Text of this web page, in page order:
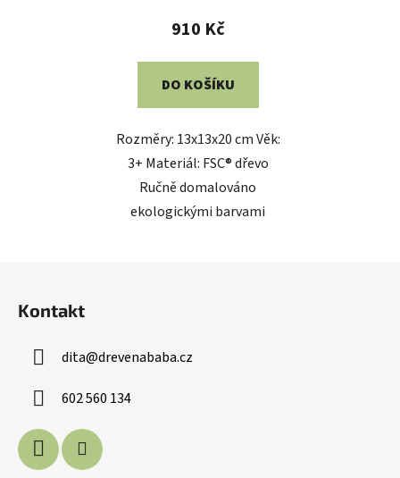
910 Kč
DO KOŠÍKU
Rozměry: 13x13x20 cm Věk:
3+ Materiál: FSC® dřevo
Ručně domalováno
ekologickými barvami
Kontakt
dita@drevenababa.cz
602 560 134